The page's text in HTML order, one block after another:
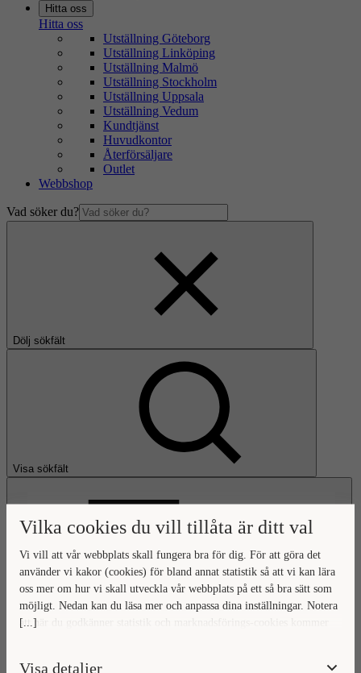
Vilka cookies du vill tillåta är ditt val
[...]
Vi vill att vår webbplats skall fungera bra för dig. För att göra det
använder vi kakor (cookies) för bland annat statistik så att vi kan lära
oss mer om hur vi skall utveckla vår webbplats på ett så bra sätt som
möjligt. Nedan kan du läsa mer och anpassa dina inställningar. Notera
att när du godkänner statistik och marknadsförings-cookies kommer
Visa detaljer
Hitta oss
Hitta oss
Utställning Göteborg
Utställning Linköping
Utställning Malmö
Utställning Stockholm
Utställning Uppsala
Utställning Vedum
Kundtjänst
Huvudkontor
Återförsäljare
Outlet
Webbshop
Vad söker du?
Dölj sökfält
Visa sökfält
Gå till startsidan